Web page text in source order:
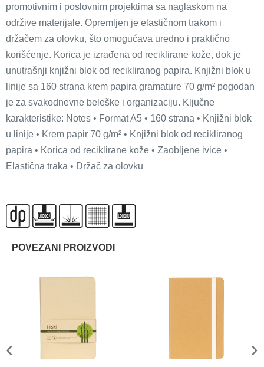
promotivnim i poslovnim projektima sa naglaskom na
održive materijale. Opremljen je elastičnom trakom i
držačem za olovku, što omogućava uredno i praktično
korišćenje. Korica je izrađena od reciklirane kože, dok je
unutrašnji knjižni blok od recikliranog papira. Knjižni blok u
linije sa 160 strana krem papira gramature 70 g/m² pogodan
je za svakodnevne beleške i organizaciju. Ključne
karakteristike: Notes • Format A5 • 160 strana • Knjižni blok
u linije • Krem papir 70 g/m² • Knjižni blok od recikliranog
papira • Korica od reciklirane kože • Zaobljene ivice •
Elastična traka • Držač za olovku
POVEZANI PROIZVODI
‹ ›